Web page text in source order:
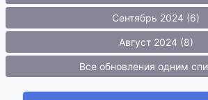
Сентябрь 2024 (6)
Август 2024 (8)
Все обновления одним